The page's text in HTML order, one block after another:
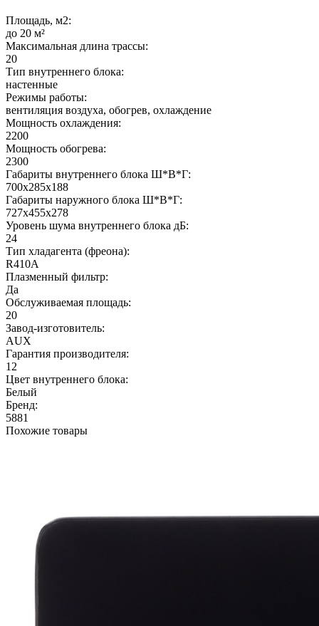
Площадь, м2:
до 20 м²
Максимальная длина трассы:
20
Тип внутреннего блока:
настенные
Режимы работы:
вентиляция воздуха, обогрев, охлаждение
Мощность охлаждения:
2200
Мощность обогрева:
2300
Габариты внутреннего блока Ш*В*Г:
700x285x188
Габариты наружного блока Ш*В*Г:
727x455x278
Уровень шума внутреннего блока дБ:
24
Тип хладагента (фреона):
R410A
Плазменный фильтр:
Да
Обслуживаемая площадь:
20
Завод-изготовитель:
AUX
Гарантия производителя:
12
Цвет внутреннего блока:
Белый
Бренд:
5881
Похожие товары